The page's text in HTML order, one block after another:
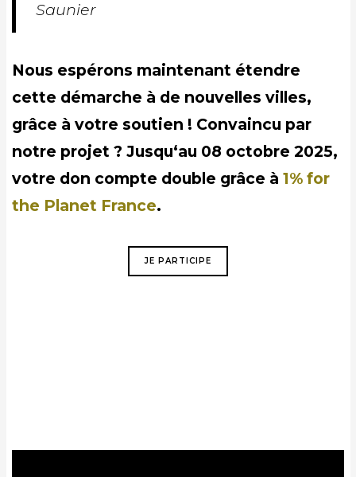
Saunier
Nous espérons maintenant étendre
cette démarche à de nouvelles villes,
grâce à votre soutien ! Convaincu par
notre projet ? Jusqu‘au 08 octobre 2025,
votre don compte double grâce à 1% for
the Planet France.
JE PARTICIPE